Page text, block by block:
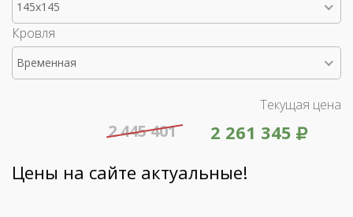
145x145
Кровля
Временная
Текущая цена
2 261 345
2 445 401
Цены на сайте актуальные!